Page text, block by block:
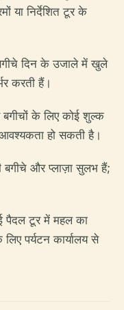
या निर्देशित टूर के
दिन के उजाले में खुले
करती हैं।
बगीचों के लिए कोई शुल्क
हो सकती है।
बगीचे और प्लाज़ा सुलभ हैं;
पैदल टूर में महल का
पर्यटन कार्यालय से